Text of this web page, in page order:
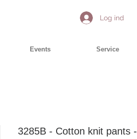
Log ind
Events Service
3285B - Cotton knit pants